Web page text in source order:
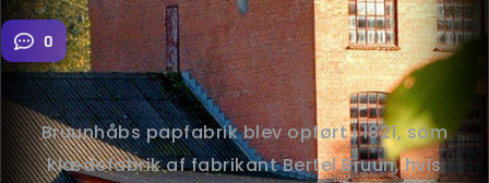
0
Bruunhåbs papfabrik blev opført i 1821, som
klædefabrik af fabrikant Bertel Bruun, hvis